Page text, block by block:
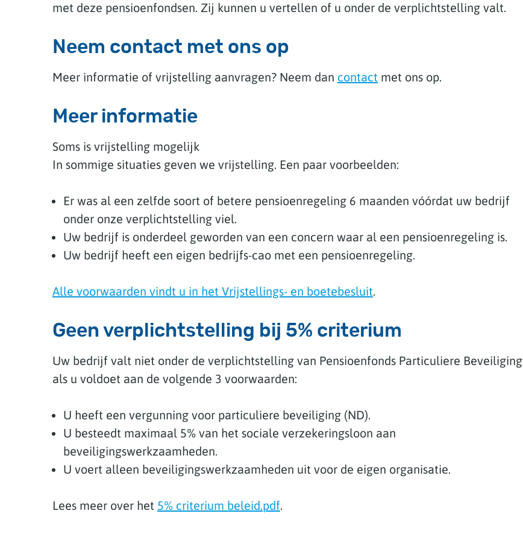
met deze pensioenfondsen. Zij kunnen u vertellen of u onder de verplichtstelling valt.
Neem contact met ons op
Meer informatie of vrijstelling aanvragen? Neem dan contact met ons op.
Meer informatie
Soms is vrijstelling mogelijk
In sommige situaties geven we vrijstelling. Een paar voorbeelden:
Er was al een zelfde soort of betere pensioenregeling 6 maanden vóórdat uw bedrijf
onder onze verplichtstelling viel.
Uw bedrijf is onderdeel geworden van een concern waar al een pensioenregeling is.
Uw bedrijf heeft een eigen bedrijfs-cao met een pensioenregeling.
Alle voorwaarden vindt u in het Vrijstellings- en boetebesluit.
Geen verplichtstelling bij 5% criterium
Uw bedrijf valt niet onder de verplichtstelling van Pensioenfonds Particuliere Beveiliging
als u voldoet aan de volgende 3 voorwaarden:
U heeft een vergunning voor particuliere beveiliging (ND).
U besteedt maximaal 5% van het sociale verzekeringsloon aan
beveiligingswerkzaamheden.
U voert alleen beveiligingswerkzaamheden uit voor de eigen organisatie.
Lees meer over het 5% criterium beleid.pdf.